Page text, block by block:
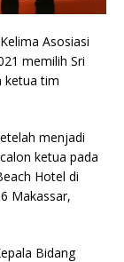
Asosiasi
memilih Sri
ketua tim
menjadi
ketua pada
Hotel di
Makassar,
Bidang